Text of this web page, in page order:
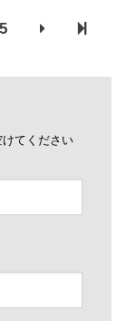
5
てください